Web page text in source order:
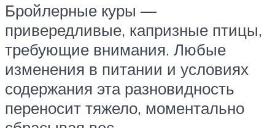
Бройлерные куры —
привередливые, капризные птицы,
требующие внимания. Любые
изменения в питании и условиях
содержания эта разновидность
переносит тяжело, моментально